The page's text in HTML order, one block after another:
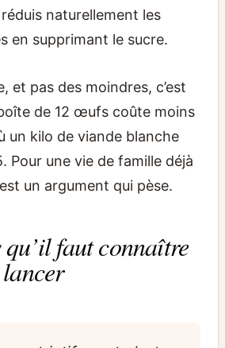
naturellement les
en supprimant le sucre.
et pas des moindres, c’est
de 12 œufs coûte moins
un kilo de viande blanche
Pour une vie de famille déjà
un argument qui pèse.
qu’il faut connaître